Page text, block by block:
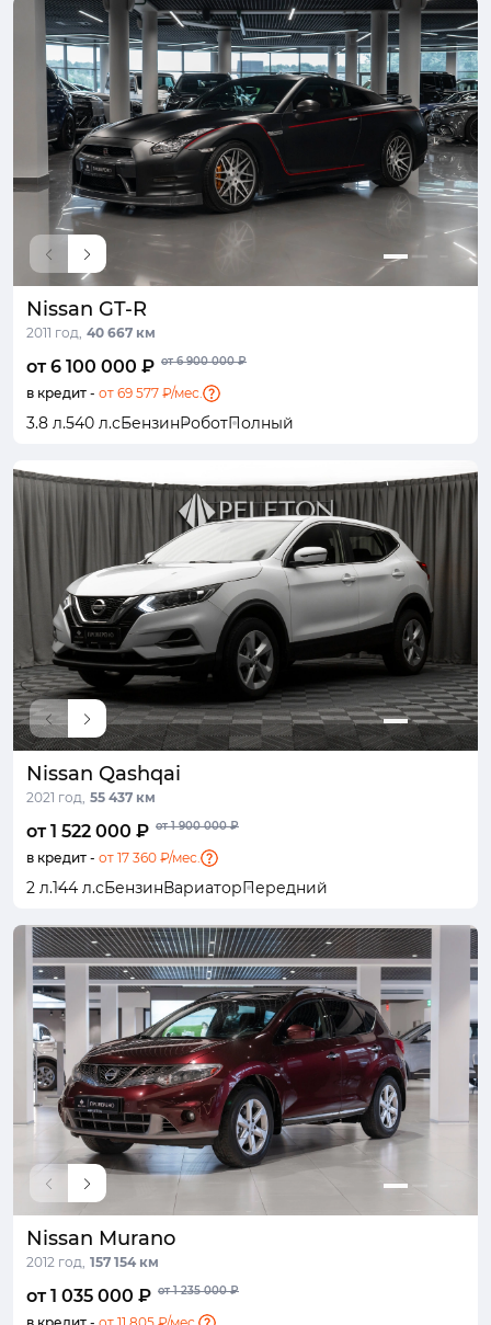
Nissan GT-R
2011 год, 40 667 км
от 6 100 000 ₽ от 6 900 000 ₽
в кредит - от 69 577 ₽/мес.
3.8 л.540 л.сБензинРоботПолный
Nissan Qashqai
2021 год, 55 437 км
от 1 522 000 ₽ от 1 900 000 ₽
в кредит - от 17 360 ₽/мес.
2 л.144 л.сБензинВариаторПередний
Nissan Murano
2012 год, 157 154 км
от 1 035 000 ₽ от 1 235 000 ₽